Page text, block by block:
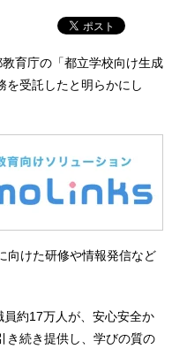
育庁の「都立学校向け生成
を受託したと明らかにし
向けた研修や情報発信など
約17万人が、安心安全か
き続き提供し、学びの質の